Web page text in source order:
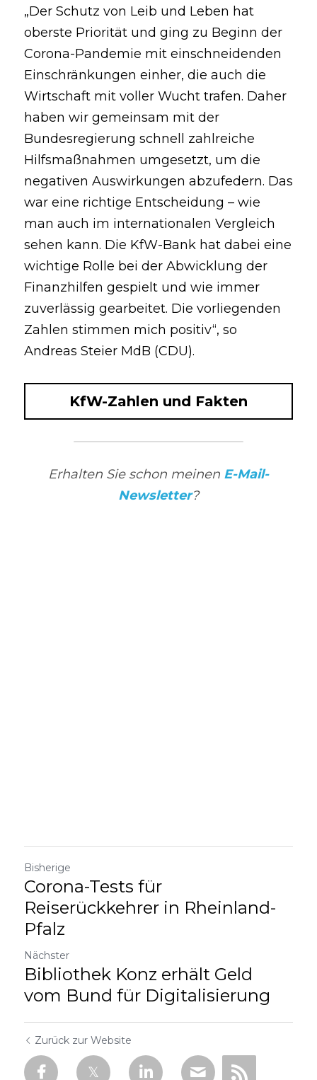
„Der Schutz von Leib und Leben hat
oberste Priorität und ging zu Beginn der
Corona-Pandemie mit einschneidenden
Einschränkungen einher, die auch die
Wirtschaft mit voller Wucht trafen. Daher
haben wir gemeinsam mit der
Bundesregierung schnell zahlreiche
Hilfsmaßnahmen umgesetzt, um die
negativen Auswirkungen abzufedern. Das
war eine richtige Entscheidung – wie
man auch im internationalen Vergleich
sehen kann. Die KfW-Bank hat dabei eine
wichtige Rolle bei der Abwicklung der
Finanzhilfen gespielt und wie immer
zuverlässig gearbeitet. Die vorliegenden
Zahlen stimmen mich positiv“, so
Andreas Steier MdB (CDU).
KfW-Zahlen und Fakten
Erhalten Sie schon meinen E-Mail-
Newsletter?
Bisherige
Corona-Tests für
Reiserückkehrer in Rheinland-
Pfalz
Nächster
Bibliothek Konz erhält Geld
vom Bund für Digitalisierung
Zurück zur Website